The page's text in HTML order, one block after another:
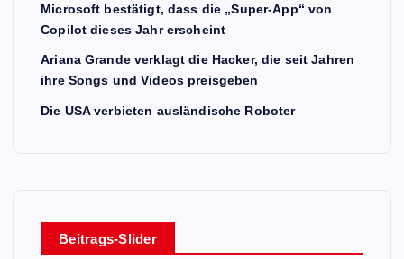
Microsoft bestätigt, dass die „Super-App“ von
Copilot dieses Jahr erscheint
Ariana Grande verklagt die Hacker, die seit Jahren
ihre Songs und Videos preisgeben
Die USA verbieten ausländische Roboter
Beitrags-Slider